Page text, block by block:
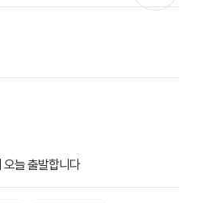
오늘 출발합니다